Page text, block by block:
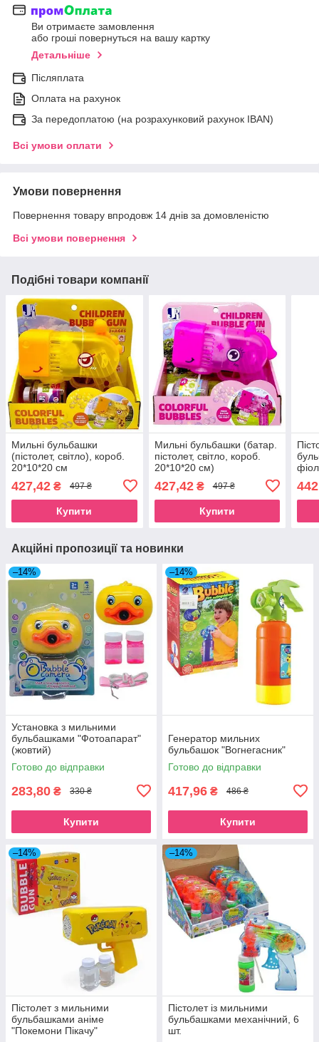
Ви отримаєте замовлення
або гроші повернуться на вашу картку
Детальніше
Післяплата
Оплата на рахунок
За передоплатою (на розрахунковий рахунок IBAN)
Всі умови оплати
Умови повернення
Повернення товару впродовж 14 днів за домовленістю
Всі умови повернення
Подібні товари компанії
Мильні бульбашки
(пістолет, світло), короб.
20*10*20 см
427,42 ₴ 497 ₴
Купити
Мильні бульбашки (батар.
пістолет, світло, короб.
20*10*20 см)
427,42₴ 497 ₴
Купити
Акційні пропозиції та новинки
–14%
Установка з мильними
бульбашками "Фотоапарат"
(жовтий)
Готово до відправки
283,80 ₴ 330 ₴
Купити
–14%
Генератор мильних
бульбашок "Вогнегасник"
Готово до відправки
417,96 ₴ 486 ₴
Купити
–14%
Пістолет з мильними
бульбашками аніме
"Покемони Пікачу"
–14%
Пістолет із мильними
бульбашками механічний, 6
шт.